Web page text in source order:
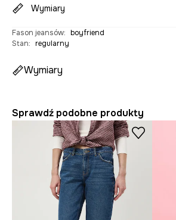
Wymiary
Fason jeansów: boyfriend
Stan: regularny
Wymiary
Sprawdź podobne produkty